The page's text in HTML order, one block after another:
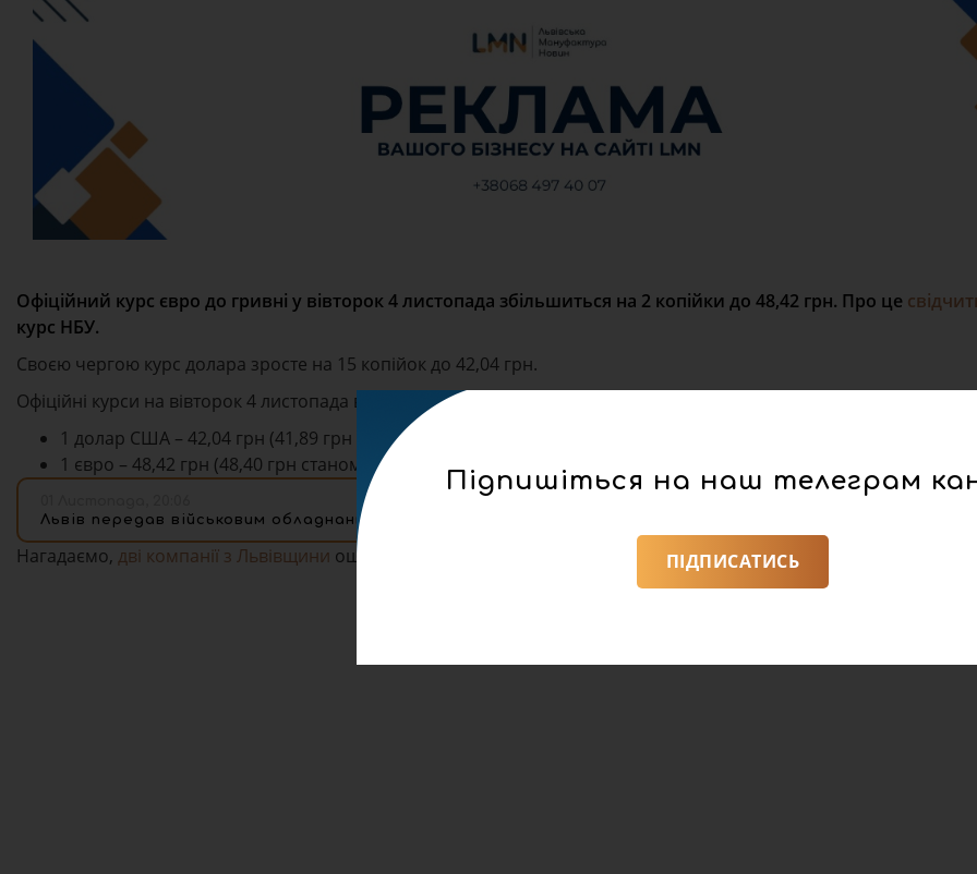
Офіційний курс євро до гривні у вівторок 4 листопада збільшиться на 2 копійки до 48,42 грн. Про це
курс НБУ.
Своєю чергою курс долара зросте на 15 копійок до 42,04 грн.
Офіційні курси на вівторок 4 листопада встановлено на такому рівні:
1 долар США – 42,04 грн (41,89 грн станом на 3 листопада);
1 євро – 48,42 грн (48,40 грн станом на 3 листопада).
Львів передав військовим обладнання на 10,4 млн грн
Нагадаємо, дві компанії з Львівщини оштрафовані за змову на земельному аукціоні.
Підпишіться на наш телеграм
ПІДПИСАТИСЬ